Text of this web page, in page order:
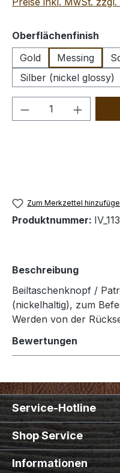
Oberflächenfinish
Gold
Messing
Silber (nickel glossy)
Produkt
Zum Merkzettel
Produktnummer:
Beschreibung
Beiltaschenknopf /
(nickelhaltig), zum
Werden von der
Bewertungen
Service-Hotline
Shop Service
Informationen